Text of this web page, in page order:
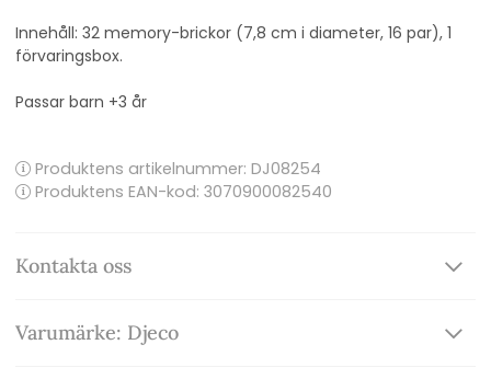
Innehåll: 32 memory-brickor (7,8 cm i diameter, 16 par), 1
förvaringsbox.
Passar barn +3 år
Produktens artikelnummer: DJ08254
Produktens EAN-kod: 3070900082540
Kontakta oss
Varumärke: Djeco